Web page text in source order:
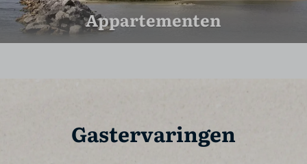
Appartementen
Gastervaringen